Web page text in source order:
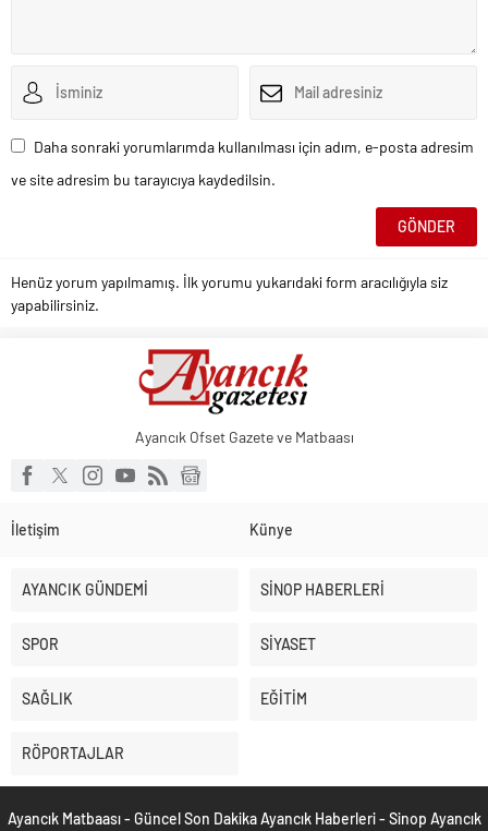
Daha sonraki yorumlarımda kullanılması için adım, e-posta adresim
ve site adresim bu tarayıcıya kaydedilsin.
Henüz yorum yapılmamış. İlk yorumu yukarıdaki form aracılığıyla siz
yapabilirsiniz.
Ayancık Ofset Gazete ve Matbaası
İletişim Künye
AYANCIK GÜNDEMİ SİNOP HABERLERİ
SPOR SİYASET
SAĞLIK EĞİTİM
RÖPORTAJLAR
Ayancık Matbaası - Güncel Son Dakika Ayancık Haberleri - Sinop Ayancık